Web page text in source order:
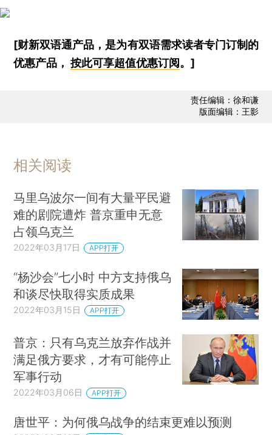
[财新双语通产品，是为有双语需求读者专门订制的
优惠产品，按此可享超值优惠订阅。]
责任编辑：徐和谦
版面编辑：王影
相关阅读
马里乌波尔一间有大量平民避
难的剧院遭炸 普京重申无意
占领乌克兰
2022年03月17日 APP打开
“杨沙会”七小时 中方支持俄乌
和谈尽快取得实质成果
2022年03月15日 APP打开
普京：只有乌克兰放弃作战并
满足俄方要求，才有可能停止
军事行动
2022年03月06日 APP打开
唐世平：为何俄乌战争的结束更难以预测